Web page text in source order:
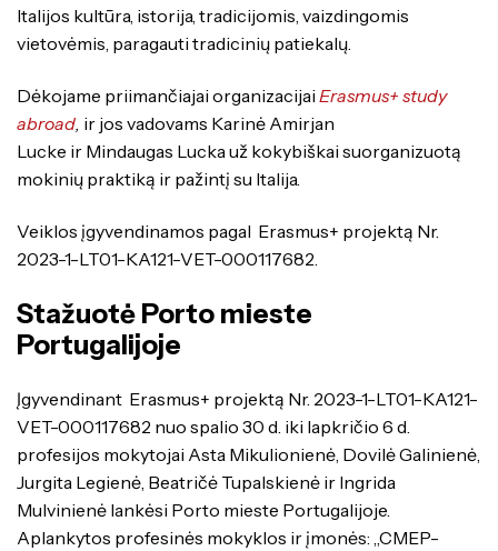
Italijos kultūra, istorija, tradicijomis, vaizdingomis
vietovėmis, paragauti tradicinių patiekalų.
Dėkojame priimančiajai organizacijai Erasmus+ study
abroad, ir jos vadovams Karinė Amirjan
Lucke ir Mindaugas Lucka už kokybiškai suorganizuotą
mokinių praktiką ir pažintį su Italija.
Veiklos įgyvendinamos pagal Erasmus+ projektą Nr.
2023-1-LT01-KA121-VET-000117682.
Stažuotė Porto mieste
Portugalijoje
Įgyvendinant Erasmus+ projektą Nr. 2023-1-LT01-KA121-
VET-000117682 nuo spalio 30 d. iki lapkričio 6 d.
profesijos mokytojai Asta Mikulionienė, Dovilė Galinienė,
Jurgita Legienė, Beatričė Tupalskienė ir Ingrida
Mulvinienė lankėsi Porto mieste Portugalijoje.
Aplankytos profesinės mokyklos ir įmonės: „CMEP-